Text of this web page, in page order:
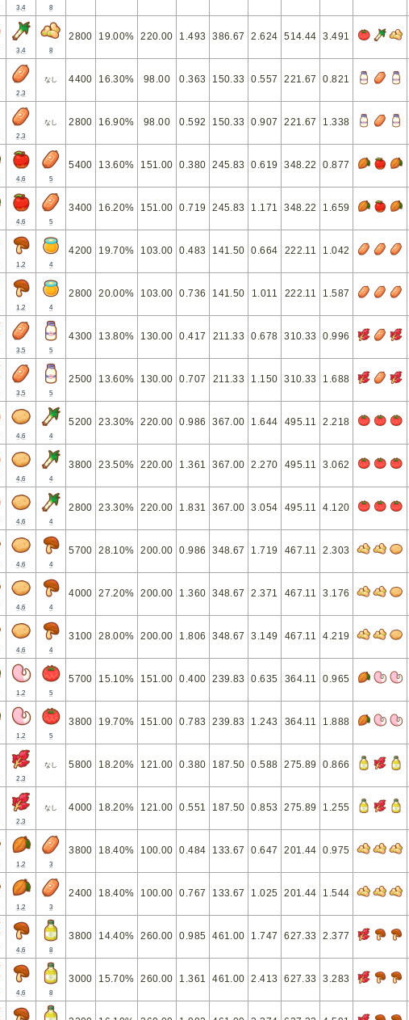
3,4 8
3,4 8
2800 19.00% 220.00 1.493 386.67 2.624 514.44 3.491
2,3
なし 4400 16.30% 98.00 0.363 150.33 0.557 221.67 0.821
2,3
なし 2800 16.90% 98.00 0.592 150.33 0.907 221.67 1.338
4,6 5
5400 13.60% 151.00 0.380 245.83 0.619 348.22 0.877
4,6 5
3400 16.20% 151.00 0.719 245.83 1.171 348.22 1.659
1,2 4
4200 19.70% 103.00 0.483 141.50 0.664 222.11 1.042
1,2 4
2800 20.00% 103.00 0.736 141.50 1.011 222.11 1.587
3,5 5
4300 13.80% 130.00 0.417 211.33 0.678 310.33 0.996
3,5 5
2500 13.60% 130.00 0.707 211.33 1.150 310.33 1.688
4,6 4
5200 23.30% 220.00 0.986 367.00 1.644 495.11 2.218
4,6 4
3800 23.50% 220.00 1.361 367.00 2.270 495.11 3.062
4,6 4
2800 23.30% 220.00 1.831 367.00 3.054 495.11 4.120
4,6 4
5700 28.10% 200.00 0.986 348.67 1.719 467.11 2.303
4,6 4
4000 27.20% 200.00 1.360 348.67 2.371 467.11 3.176
4,6 4
3100 28.00% 200.00 1.806 348.67 3.149 467.11 4.219
1,2 5
5700 15.10% 151.00 0.400 239.83 0.635 364.11 0.965
1,2 5
3800 19.70% 151.00 0.783 239.83 1.243 364.11 1.888
2,3
なし 5800 18.20% 121.00 0.380 187.50 0.588 275.89 0.866
2,3
なし 4000 18.20% 121.00 0.551 187.50 0.853 275.89 1.255
1,2 3
3800 18.40% 100.00 0.484 133.67 0.647 201.44 0.975
1,2 3
2400 18.40% 100.00 0.767 133.67 1.025 201.44 1.544
4,6 8
3800 14.40% 260.00 0.985 461.00 1.747 627.33 2.377
4,6 8
3000 15.70% 260.00 1.361 461.00 2.413 627.33 3.283